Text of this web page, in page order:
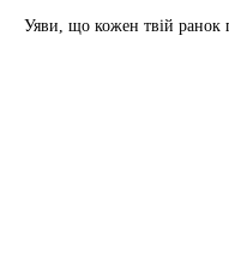
Уяви, що кожен твій ранок